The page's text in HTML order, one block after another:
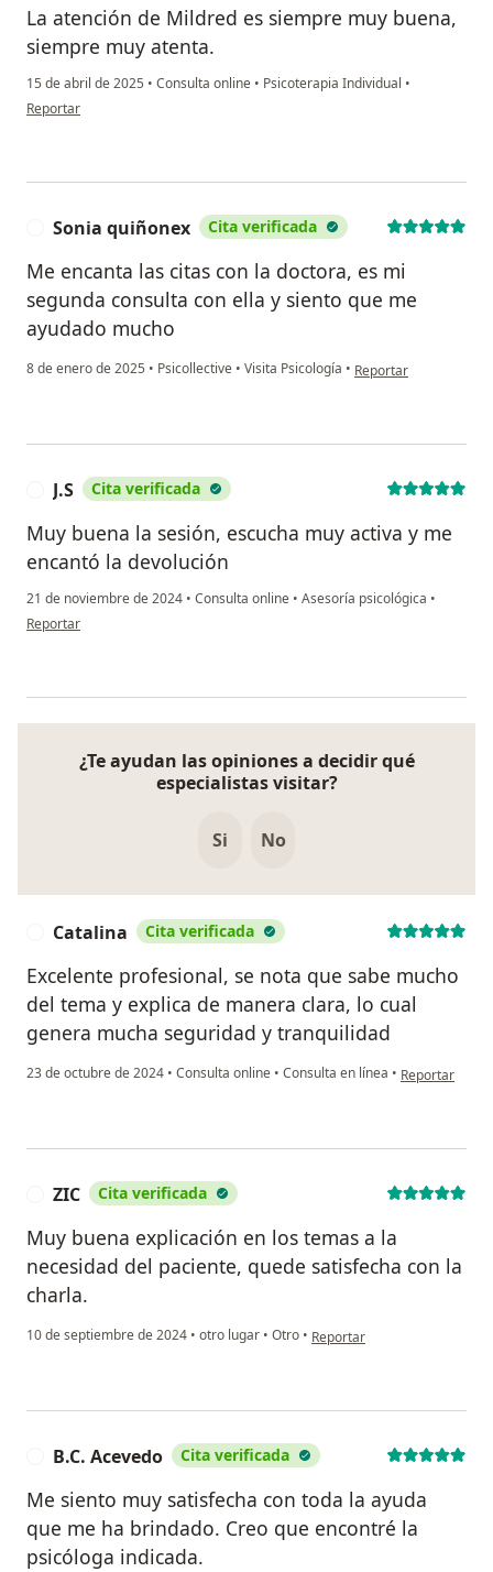
La atención de Mildred es siempre muy buena,
siempre muy atenta.
15 de abril de 2025 • Consulta online • Psicoterapia Individual •
en opinión del usuario Santiago Julio
Reportar
Sonia quiñonex Cita verificada
Me encanta las citas con la doctora, es mi
segunda consulta con ella y siento que me
ayudado mucho
8 de enero de 2025 • Psicollective • Visita Psicología • en opinión del
Reportar
J.S Cita verificada
Muy buena la sesión, escucha muy activa y me
encantó la devolución
21 de noviembre de 2024 • Consulta online • Asesoría psicológica •
en opinión del usuario J.S
Reportar
¿Te ayudan las opiniones a decidir qué
especialistas visitar?
Si No
Catalina Cita verificada
Excelente profesional, se nota que sabe mucho
del tema y explica de manera clara, lo cual
genera mucha seguridad y tranquilidad
23 de octubre de 2024 • Consulta online • Consulta en línea • en opinión del
Reportar
ZIC Cita verificada
Muy buena explicación en los temas a la
necesidad del paciente, quede satisfecha con la
charla.
10 de septiembre de 2024 • otro lugar • Otro • en opinión del usuario ZIC
Reportar
B.C. Acevedo Cita verificada
Me siento muy satisfecha con toda la ayuda
que me ha brindado. Creo que encontré la
psicóloga indicada.